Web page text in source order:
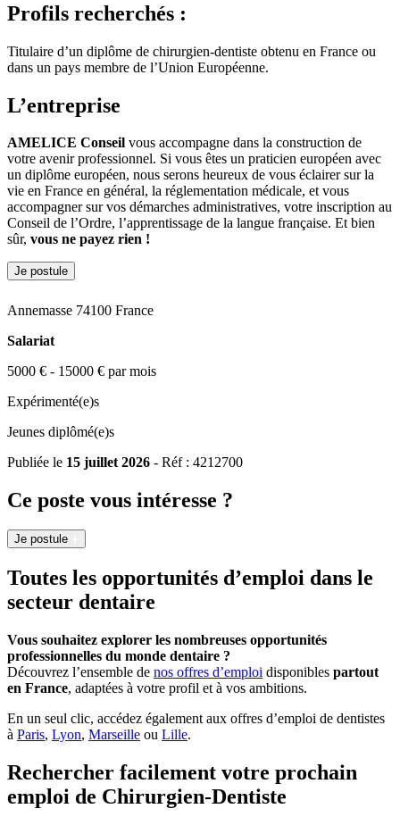
Profils recherchés :
Titulaire d’un diplôme de chirurgien-dentiste obtenu en France ou
dans un pays membre de l’Union Européenne.
L’entreprise
AMELICE Conseil vous accompagne dans la construction de
votre avenir professionnel. Si vous êtes un praticien européen avec
un diplôme européen, nous serons heureux de vous éclairer sur la
vie en France en général, la réglementation médicale, et vous
accompagner sur vos démarches administratives, votre inscription au
Conseil de l’Ordre, l’apprentissage de la langue française. Et bien
sûr, vous ne payez rien !
Je postule
Annemasse 74100 France
Salariat
5000 € - 15000 € par mois
Expérimenté(e)s
Jeunes diplômé(e)s
Publiée le 15 juillet 2026 - Réf : 4212700
Ce poste vous intéresse ?
Je postule
Toutes les opportunités d’emploi dans le
secteur dentaire
Vous souhaitez explorer les nombreuses opportunités
professionnelles du monde dentaire ?
Découvrez l’ensemble de nos offres d’emploi disponibles partout
en France, adaptées à votre profil et à vos ambitions.
En un seul clic, accédez également aux offres d’emploi de dentistes
à Paris, Lyon, Marseille ou Lille.
Rechercher facilement votre prochain
emploi de Chirurgien-Dentiste